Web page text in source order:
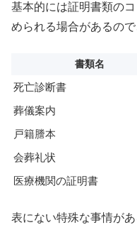
基本的には証明書類の
められる場合があるの
書類名
死亡診断書
葬儀案内
戸籍謄本
会葬礼状
医療機関の証明書
表にない特殊な事情が